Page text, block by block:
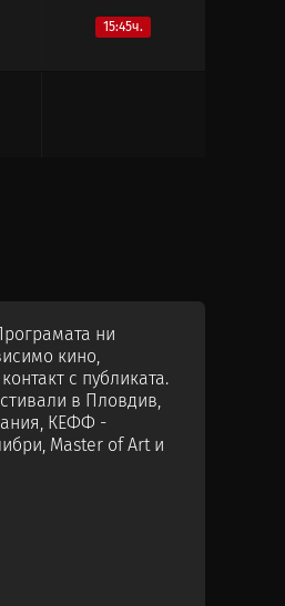
15:45ч.
ни
кино,
с публиката.
в Пловдив,
КЕФФ -
Master of Art и